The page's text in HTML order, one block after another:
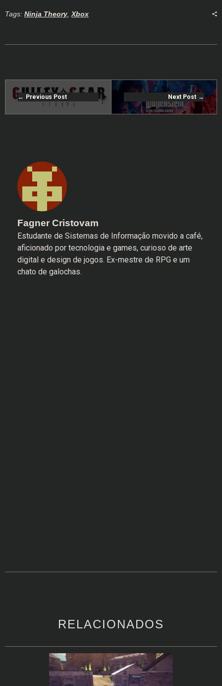
Tags: Ninja Theory,Xbox
Previous Post Next Post
Fagner Cristovam
Estudante de Sistemas de Informação movido a café,
aficionado por tecnologia e games, curioso de arte
digital e design de jogos. Ex-mestre de RPG e um
chato de galochas.
RELACIONADOS